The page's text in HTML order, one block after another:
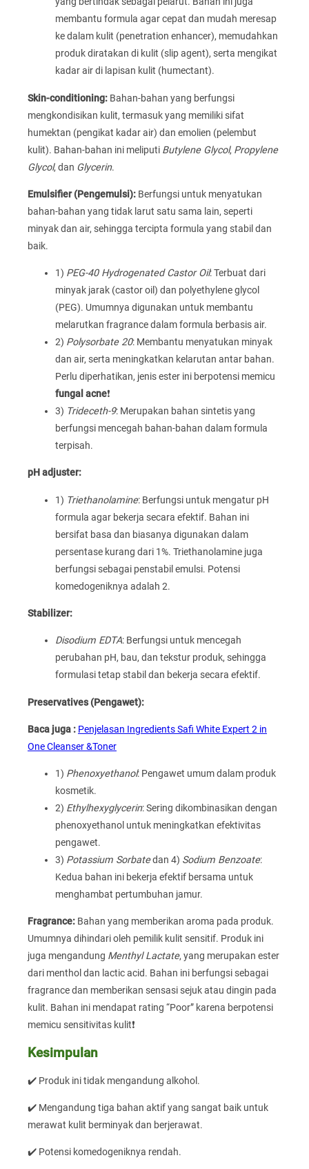
membantu formula agar cepat dan mudah meresap
ke dalam kulit (penetration enhancer), memudahkan
produk diratakan di kulit (slip agent), serta mengikat
kadar air di lapisan kulit (humectant).
Skin-conditioning: Bahan-bahan yang berfungsi
mengkondisikan kulit, termasuk yang memiliki sifat
humektan (pengikat kadar air) dan emolien (pelembut
kulit). Bahan-bahan ini meliputi Butylene Glycol, Propylene
Glycol, dan Glycerin.
Emulsifier (Pengemulsi): Berfungsi untuk menyatukan
bahan-bahan yang tidak larut satu sama lain, seperti
minyak dan air, sehingga tercipta formula yang stabil dan
baik.
1) PEG-40 Hydrogenated Castor Oil: Terbuat dari
minyak jarak (castor oil) dan polyethylene glycol
(PEG). Umumnya digunakan untuk membantu
melarutkan fragrance dalam formula berbasis air.
2) Polysorbate 20: Membantu menyatukan minyak
dan air, serta meningkatkan kelarutan antar bahan.
Perlu diperhatikan, jenis ester ini berpotensi memicu
fungal acne❗
3) Trideceth-9: Merupakan bahan sintetis yang
berfungsi mencegah bahan-bahan dalam formula
terpisah.
pH adjuster:
1) Triethanolamine: Berfungsi untuk mengatur pH
formula agar bekerja secara efektif. Bahan ini
bersifat basa dan biasanya digunakan dalam
persentase kurang dari 1%. Triethanolamine juga
berfungsi sebagai penstabil emulsi. Potensi
komedogeniknya adalah 2.
Stabilizer:
Disodium EDTA: Berfungsi untuk mencegah
perubahan pH, bau, dan tekstur produk, sehingga
formulasi tetap stabil dan bekerja secara efektif.
Preservatives (Pengawet):
Baca juga : Penjelasan Ingredients Safi White Expert 2 in
One Cleanser &Toner
1) Phenoxyethanol: Pengawet umum dalam produk
kosmetik.
2) Ethylhexyglycerin: Sering dikombinasikan dengan
phenoxyethanol untuk meningkatkan efektivitas
pengawet.
3) Potassium Sorbatedan 4) Sodium Benzoate:
Kedua bahan ini bekerja efektif bersama untuk
menghambat pertumbuhan jamur.
Fragrance: Bahan yang memberikan aroma pada produk.
Umumnya dihindari oleh pemilik kulit sensitif. Produk ini
juga mengandung Menthyl Lactate, yang merupakan ester
dari menthol dan lactic acid. Bahan ini berfungsi sebagai
fragrance dan memberikan sensasi sejuk atau dingin pada
kulit. Bahan ini mendapat rating “Poor” karena berpotensi
memicu sensitivitas kulit❗
Kesimpulan
✔️ Produk ini tidak mengandung alkohol.
✔️ Mengandung tiga bahan aktif yang sangat baik untuk
merawat kulit berminyak dan berjerawat.
✔️ Potensi komedogeniknya rendah.